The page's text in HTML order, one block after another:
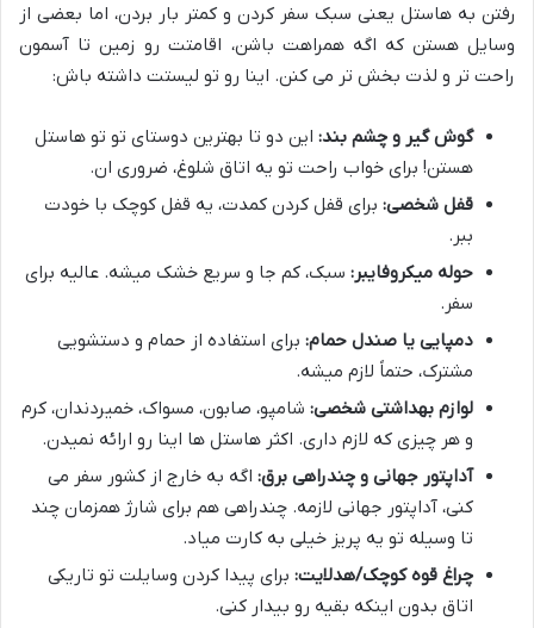
رفتن به هاستل یعنی سبک سفر کردن و کمتر بار بردن، اما بعضی از
وسایل هستن که اگه همراهت باشن، اقامتت رو زمین تا آسمون
راحت تر و لذت بخش تر می کنن. اینا رو تو لیستت داشته باش:
گوش گیر و چشم بند: این دو تا بهترین دوستای تو تو هاستل
هستن! برای خواب راحت تو یه اتاق شلوغ، ضروری ان.
قفل شخصی: برای قفل کردن کمدت، یه قفل کوچک با خودت
ببر.
حوله میکروفایبر: سبک، کم جا و سریع خشک میشه. عالیه برای
سفر.
دمپایی یا صندل حمام: برای استفاده از حمام و دستشویی
مشترک، حتماً لازم میشه.
لوازم بهداشتی شخصی: شامپو، صابون، مسواک، خمیردندان، کرم
و هر چیزی که لازم داری. اکثر هاستل ها اینا رو ارائه نمیدن.
آداپتور جهانی و چندراهی برق: اگه به خارج از کشور سفر می
کنی، آداپتور جهانی لازمه. چندراهی هم برای شارژ همزمان چند
تا وسیله تو یه پریز خیلی به کارت میاد.
چراغ قوه کوچک/هدلایت: برای پیدا کردن وسایلت تو تاریکی
اتاق بدون اینکه بقیه رو بیدار کنی.